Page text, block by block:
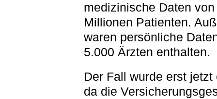
medizinische Daten von
Millionen Patienten.
waren persönliche
5.000 Ärzten enthalten.
Der Fall wurde erst jetzt
da die